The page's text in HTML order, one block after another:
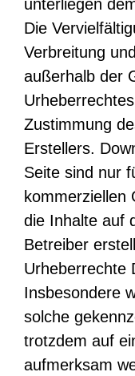
unterliegen
Die
Verbreitung
außerhalb der
Zustimmung
Erstellers.
Seite sind nur
kommerziellen
die Inhalte auf
Betreiber
Urheberrechte
Insbesondere
solche
trotzdem auf
aufmerksam